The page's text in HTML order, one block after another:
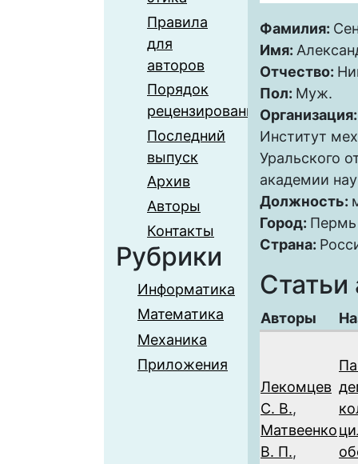
Правила
для
авторов
Порядок
рецензирования
Последний
выпуск
Архив
Авторы
Контакты
Рубрики
Информатика
Математика
Механика
Приложения
Фамилия:
Имя:
Отчество:
Пол: Муж.
Институт
Уральского
академии
Должность:
Город: Пермь
Страна:
Статьи
Авторы
Лекомцев
С. В.,
Матвеенко
В. П.,